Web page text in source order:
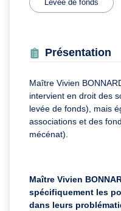
Levée de fonds
Présentation
Maître Vivien
intervient en droit des
levée de fonds), mais
associations et des
mécénat).
Maître Vivien
spécifiquement les
dans leurs